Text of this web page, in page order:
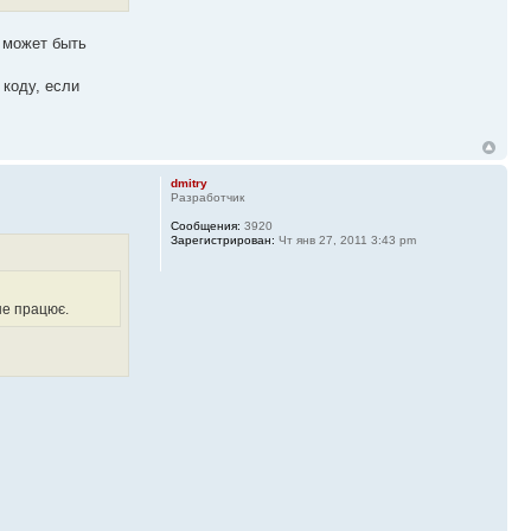
может быть
если
працює.
dmitry
Разработчик
Сообщения: 3920
Зарегистрирован: Чт янв 27, 2011 3:43 pm